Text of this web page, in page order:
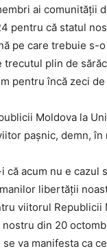
ai comunității
pentru că statul
pe care trebuie s-
plin de
pentru încă zeci
Moldova la
pașnic, demn, în
acum nu e cazul
libertății
viitorul Republicii
din 20
va manifesta ca